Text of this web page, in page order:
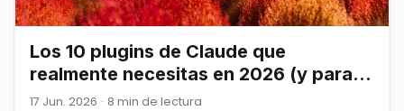
Los 10 plugins de Claude que
realmente necesitas en 2026 (y para
qué sirve cada uno).
17 Jun. 2026 · 8 min de lectura